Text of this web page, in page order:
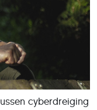
cyberdreiging